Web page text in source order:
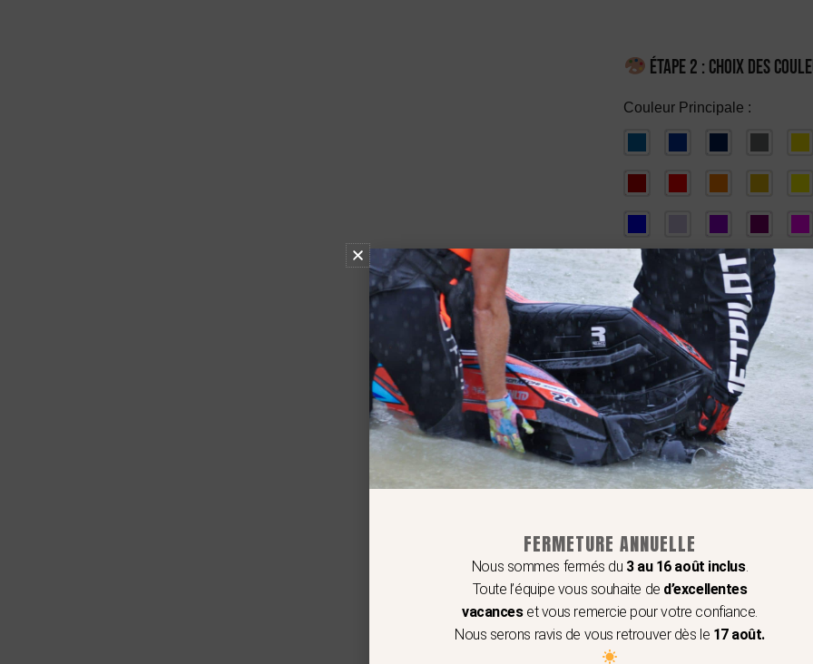
Étape 2 : Choix des
Couleur Principale :
Couleur(s) Secondaire(s) :
Veuillez sélectionner le
design choisi.
✍️ Étape 3 :
Voulez-vous ajouter votre
Oui(+15,00 €)
Non
FERMETURE ANNUELLE
Nous sommes fermés du 3 au 16 août inclus.
Toute l’équipe vous souhaite de d’excellentes
vacanceset vous remercie pour votre confiance.
Nous serons ravis de vous retrouver dès le 17 août.